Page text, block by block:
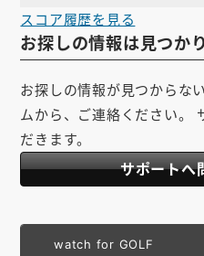
スコア履歴を見る
お探しの情報は見つか
お探しの情報が見つからな
ムから、ご連絡ください。
だきます。
サポートへ
watch for GOLF